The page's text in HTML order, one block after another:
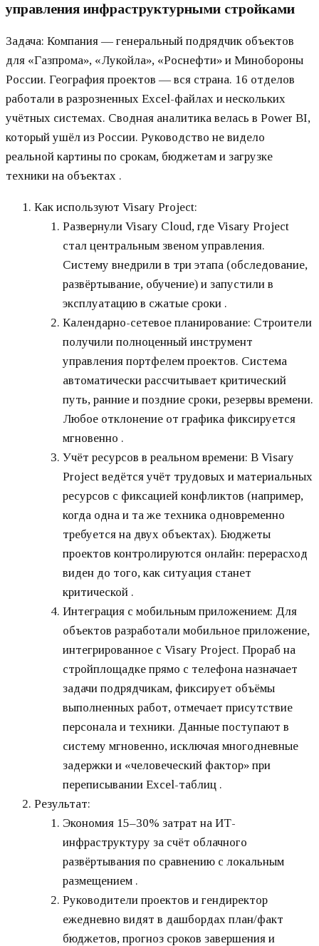
управления инфраструктурными стройками
Задача: Компания — генеральный подрядчик объектов
для «Газпрома», «Лукойла», «Роснефти» и Минобороны
России. География проектов — вся страна. 16 отделов
работали в разрозненных Excel-файлах и нескольких
учётных системах. Сводная аналитика велась в Power BI,
который ушёл из России. Руководство не видело
реальной картины по срокам, бюджетам и загрузке
техники на объектах .
Как используют Visary Project:
Развернули Visary Cloud, где Visary Project
стал центральным звеном управления.
Систему внедрили в три этапа (обследование,
развёртывание, обучение) и запустили в
эксплуатацию в сжатые сроки .
Календарно-сетевое планирование: Строители
получили полноценный инструмент
управления портфелем проектов. Система
автоматически рассчитывает критический
путь, ранние и поздние сроки, резервы времени.
Любое отклонение от графика фиксируется
мгновенно .
Учёт ресурсов в реальном времени: В Visary
Project ведётся учёт трудовых и материальных
ресурсов с фиксацией конфликтов (например,
когда одна и та же техника одновременно
требуется на двух объектах). Бюджеты
проектов контролируются онлайн: перерасход
виден до того, как ситуация станет
критической .
Интеграция с мобильным приложением: Для
объектов разработали мобильное приложение,
интегрированное с Visary Project. Прораб на
стройплощадке прямо с телефона назначает
задачи подрядчикам, фиксирует объёмы
выполненных работ, отмечает присутствие
персонала и техники. Данные поступают в
систему мгновенно, исключая многодневные
задержки и «человеческий фактор» при
переписывании Excel-таблиц .
Результат:
Экономия 15–30% затрат на ИТ-
инфраструктуру за счёт облачного
развёртывания по сравнению с локальным
размещением .
Руководители проектов и гендиректор
ежедневно видят в дашбордах план/факт
бюджетов, прогноз сроков завершения и